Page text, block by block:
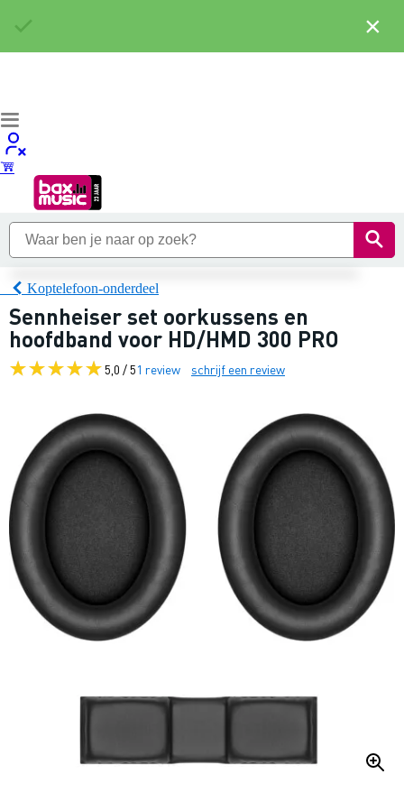
Koptelefoon-onderdeel
Sennheiser set oorkussens en
hoofdband voor HD/HMD 300 PRO
5,0 / 51 review schrijf een review
×